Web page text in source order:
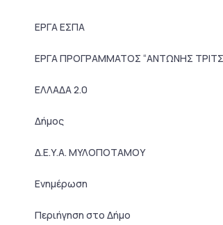
ΕΡΓΑ ΕΣΠΑ
ΕΡΓΑ ΠΡΟΓΡΑΜΜΑΤΟΣ “ΑΝΤΩΝΗΣ
ΕΛΛΑΔΑ 2.0
Δήμος
Δ.Ε.Υ.Α. ΜΥΛΟΠΟΤΑΜΟΥ
Ενημέρωση
Περιήγηση στο Δήμο